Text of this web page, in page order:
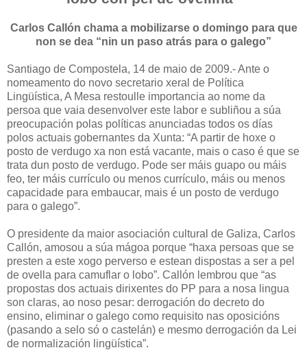
Carlos Callón chama a mobilizarse o domingo para que
non se dea “nin un paso atrás para o galego”
Santiago de Compostela, 14 de maio de 2009.- Ante o
nomeamento do novo secretario xeral de Política
Lingüística, A Mesa restoulle importancia ao nome da
persoa que vaia desenvolver este labor e subliñou a súa
preocupación polas políticas anunciadas todos os días
polos actuais gobernantes da Xunta: “A partir de hoxe o
posto de verdugo xa non está vacante, mais o caso é que se
trata dun posto de verdugo. Pode ser máis guapo ou máis
feo, ter máis currículo ou menos currículo, máis ou menos
capacidade para embaucar, mais é un posto de verdugo
para o galego”.
O presidente da maior asociación cultural de Galiza, Carlos
Callón, amosou a súa mágoa porque “haxa persoas que se
presten a este xogo perverso e estean dispostas a ser a pel
de ovella para camuflar o lobo”. Callón lembrou que “as
propostas dos actuais dirixentes do PP para a nosa lingua
son claras, ao noso pesar: derrogación do decreto do
ensino, eliminar o galego como requisito nas oposicións
(pasando a selo só o castelán) e mesmo derrogación da Lei
de normalización lingüística”.